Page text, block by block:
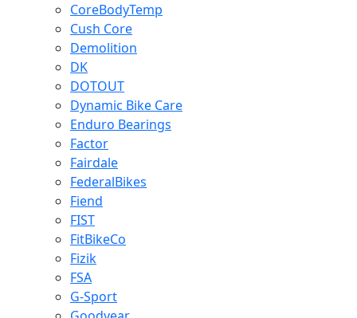
CoreBodyTemp
Cush Core
Demolition
DK
DOTOUT
Dynamic Bike Care
Enduro Bearings
Factor
Fairdale
FederalBikes
Fiend
FIST
FitBikeCo
Fizik
FSA
G-Sport